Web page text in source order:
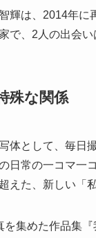
輝は、2014年に
で、2人の出会
殊な関係
体として、毎日
日常の一コマ一
えた、新しい「
を集めた作品集